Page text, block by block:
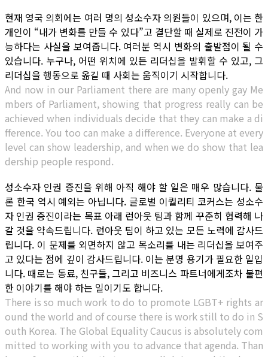
현재 영국 의회에는 여러 명의 성소수자 의원들이 있으며, 이는 한
개인이 “내가 변화를 만들 수 있다”고 결단할 때 실제로 진전이 가
능하다는 사실을 보여줍니다. 여러분 역시 변화의 출발점이 될 수
있습니다. 누구나, 어떤 위치에 있든 리더십을 발휘할 수 있고, 그
리더십을 행동으로 옮길 때 사회는 움직이기 시작합니다.
And now in our Parliament there are many openly gay Me
mbers of Parliament, showing that progress really can be
achieved when individuals decide that they can make a di
fference. You too can make a difference. Everyone at every
level can show leadership, and when we do show that lea
dership people respond.
성소수자 인권 증진을 위해 아직 해야 할 일은 매우 많습니다. 물
론 한국 역시 예외는 아닙니다. 글로벌 이퀄리티 코커스는 성소수
자 인권 증진이라는 목표 아래 런아웃 팀과 함께 꾸준히 협력해 나
갈 것을 약속드립니다. 런아웃 팀이 하고 있는 모든 노력에 감사드
립니다. 이 문제를 외면하지 않고 목소리를 내는 리더십을 보여주
고 있다는 점에 깊이 감사드립니다. 이는 분명 용기가 필요한 일입
니다. 때로는 동료, 친구들, 그리고 비즈니스 파트너에게조차 불편
한 이야기를 해야 하는 일이기도 합니다.
There is so much work to do to promote LGBT+ rights ar
ound the world and of course there is work still to do in S
outh Korea. The Global Equality Caucus is absolutely com
mitted to working with you to advance that agenda. Than